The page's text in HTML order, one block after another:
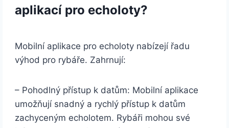
aplikací pro echoloty?
Mobilní aplikace pro echoloty nabízejí řadu
výhod pro rybáře. Zahrnují:
– Pohodlný přístup k datům: Mobilní aplikace
umožňují snadný a rychlý přístup k datům
zachyceným echolotem. Rybáři mohou své